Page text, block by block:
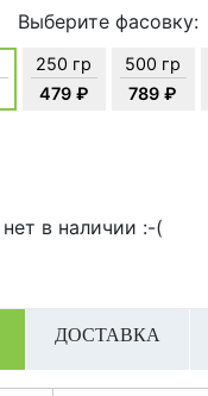
Выберите фасовку:
250 гр
479 ₽
500 гр
789 ₽
в наличии :-(
ДОСТАВКА